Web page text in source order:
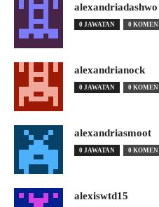
alexandriadashwo
0 JAWATAN 0 KOMEN
alexandrianock
0 JAWATAN 0 KOMEN
alexandriasmoot
0 JAWATAN 0 KOMEN
alexiswtd15